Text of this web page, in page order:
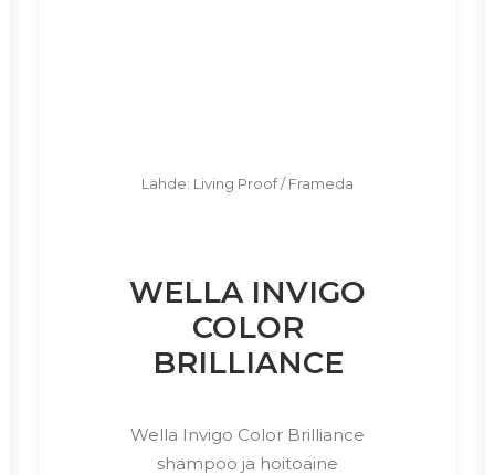
Lähde: Living Proof / Frameda
WELLA INVIGO
COLOR
BRILLIANCE
Wella Invigo Color Brilliance
shampoo ja hoitoaine